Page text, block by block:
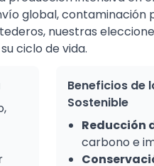
global,
nuestras
ciclo de vida.
Beneficios de
Sostenible
Reducción
carbono e